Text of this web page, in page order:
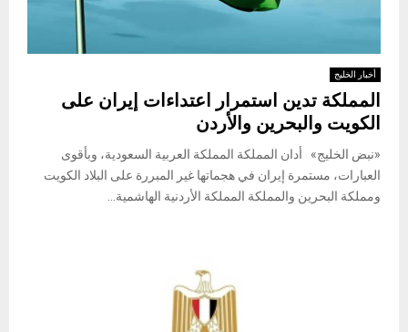
أخبار الخليج
المملكة تدين استمرار اعتداءات إيران على
الكويت والبحرين والأردن
«نبض الخليج» أدان المملكة المملكة العربية السعودية، وبأقوى
العبارات، مستمرة إيران في هجماتها غير المبررة على البلاد الكويت
ومملكة البحرين والمملكة المملكة الأردنية الهاشمية...